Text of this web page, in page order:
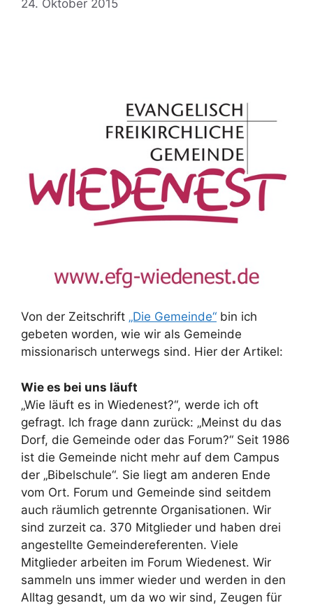
24. Oktober 2015
Von der Zeitschrift „Die Gemeinde“ bin ich
gebeten worden, wie wir als Gemeinde
missionarisch unterwegs sind. Hier der Artikel:
Wie es bei uns läuft
„Wie läuft es in Wiedenest?“, werde ich oft
gefragt. Ich frage dann zurück: „Meinst du das
Dorf, die Gemeinde oder das Forum?“ Seit 1986
ist die Gemeinde nicht mehr auf dem Campus
der „Bibelschule“. Sie liegt am anderen Ende
vom Ort. Forum und Gemeinde sind seitdem
auch räumlich getrennte Organisationen. Wir
sind zurzeit ca. 370 Mitglieder und haben drei
angestellte Gemeindereferenten. Viele
Mitglieder arbeiten im Forum Wiedenest. Wir
sammeln uns immer wieder und werden in den
Alltag gesandt, um da wo wir sind, Zeugen für